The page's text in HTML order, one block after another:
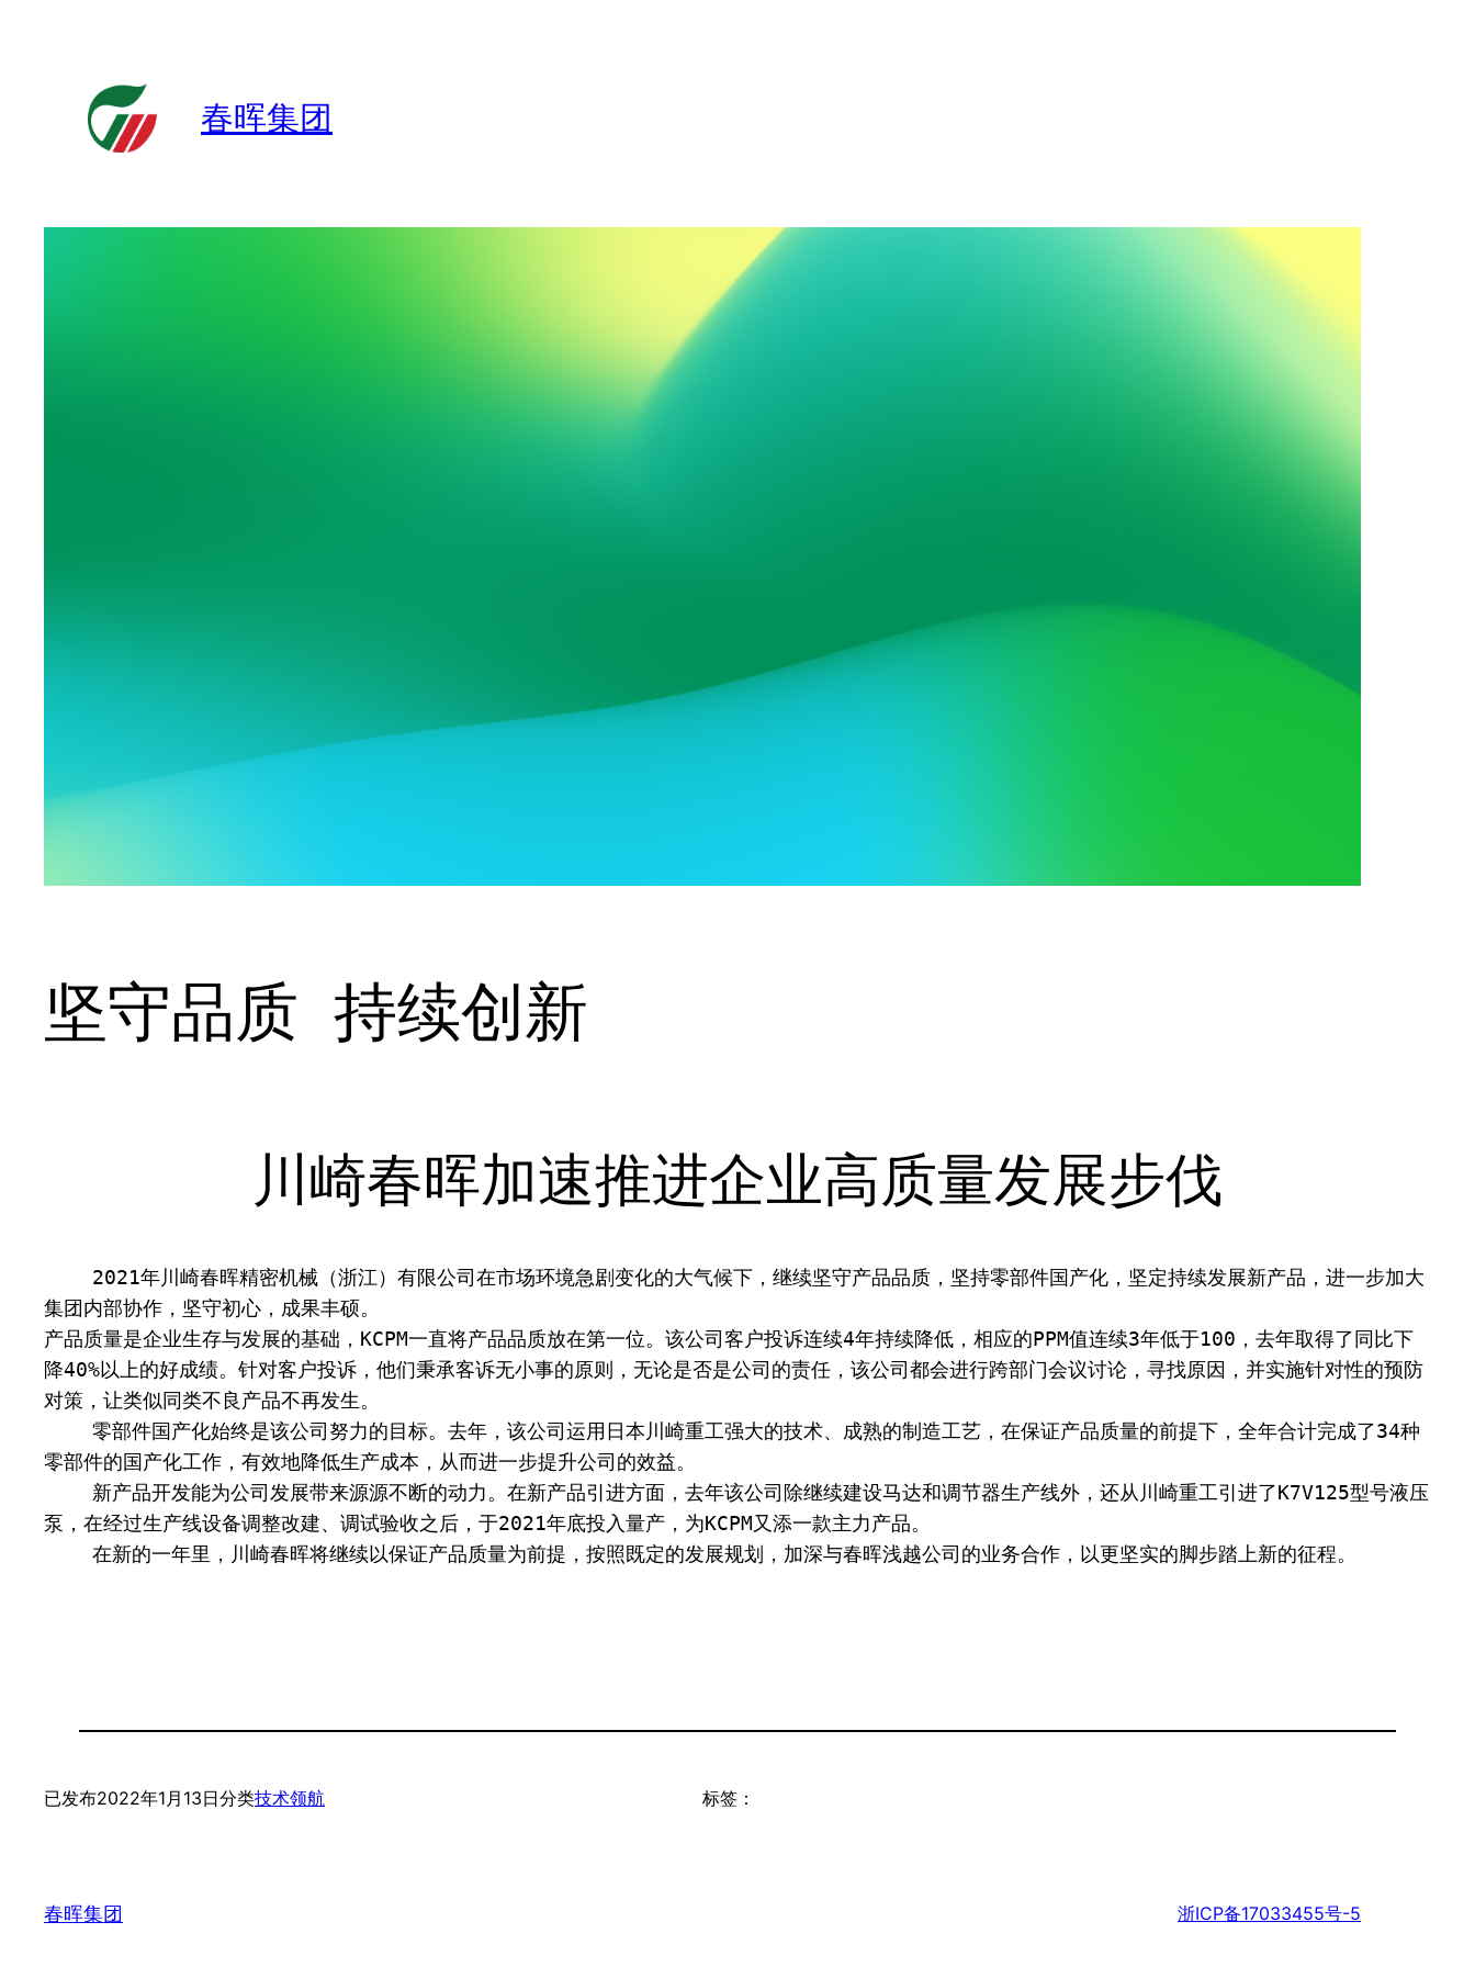
春晖集团
坚守品质 持续创新
川崎春晖加速推进企业高质量发展步伐
集团内部协作，坚守初心，成果丰硕。
产品质量是企业生存与发展的基础，KCPM一直将产品品质放在第一位。该公司客户投诉连续4年持续降低，相应的PPM值连续3年低于100，去年取得了同比下
降40%以上的好成绩。针对客户投诉，他们秉承客诉无小事的原则，无论是否是公司的责任，该公司都会进行跨部门会议讨论，寻找原因，并实施针对性的预防
对策，让类似同类不良产品不再发生。
零部件的国产化工作，有效地降低生产成本，从而进一步提升公司的效益。
泵，在经过生产线设备调整改建、调试验收之后，于2021年底投入量产，为KCPM又添一款主力产品。
    在新的一年里，川崎春晖将继续以保证产品质量为前提，按照既定的发展规划，加深与春晖浅越公司的业务合作，以更坚实的脚步踏上新的征程。
已发布2022年1月13日分类技术领航 标签：
春晖集团 浙ICP备17033455号-5